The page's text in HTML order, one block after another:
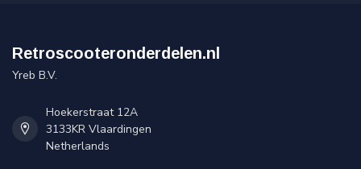
Retroscooteronderdelen.nl
Yreb B.V.
Hoekerstraat 12A
3133KR Vlaardingen
Netherlands